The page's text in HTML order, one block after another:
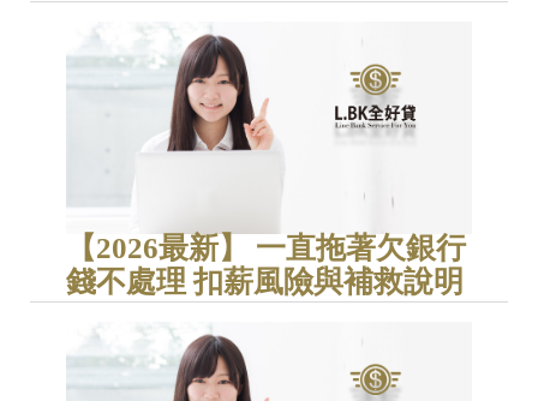
【2026最新】 一直拖著欠銀行
錢不處理 扣薪風險與補救說明